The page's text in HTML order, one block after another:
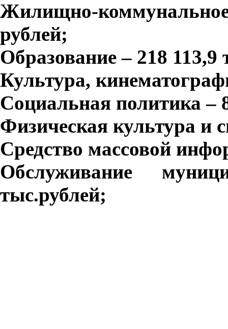
Жилищно-
рублей;
Образование – 218 113,9
Культура,
Социальная политика –
Физическая культура и
Средство массовой
Обслуживание
тыс.рублей;